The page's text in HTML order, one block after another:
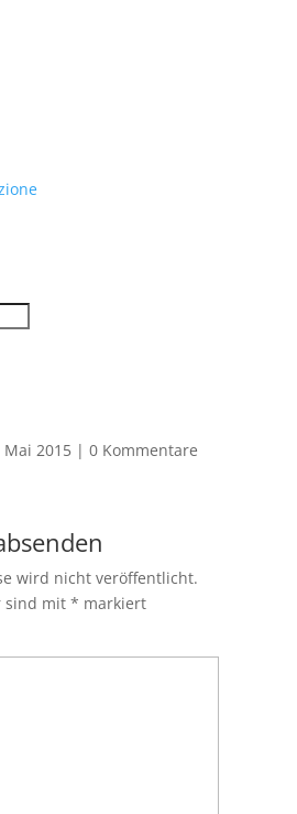
Mai 2015| 0 Kommentare
wird nicht veröffentlicht.
sind mit * markiert